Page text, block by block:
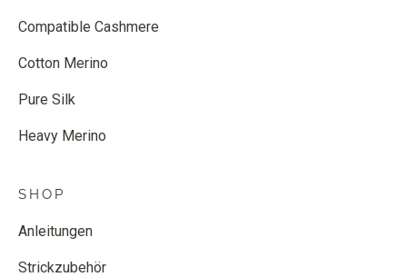
Compatible Cashmere
Cotton Merino
Pure Silk
Heavy Merino
SHOP
Anleitungen
Strickzubehör